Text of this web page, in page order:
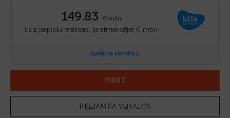
PIRKT
PIEEJAMĪBA VEIKALOS